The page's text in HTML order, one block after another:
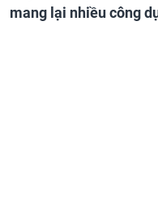
mang lại nhiều công